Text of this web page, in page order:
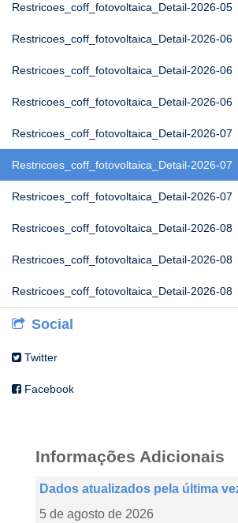
Restricoes_coff_fotovoltaica_Detail-2026-05
Restricoes_coff_fotovoltaica_Detail-2026-06
Restricoes_coff_fotovoltaica_Detail-2026-06
Restricoes_coff_fotovoltaica_Detail-2026-06
Restricoes_coff_fotovoltaica_Detail-2026-07
Restricoes_coff_fotovoltaica_Detail-2026-07
Restricoes_coff_fotovoltaica_Detail-2026-07
Restricoes_coff_fotovoltaica_Detail-2026-08
Restricoes_coff_fotovoltaica_Detail-2026-08
Restricoes_coff_fotovoltaica_Detail-2026-08
Social
Twitter
Facebook
Informações Adicionais
Dados atualizados pela última
5 de agosto de 2026